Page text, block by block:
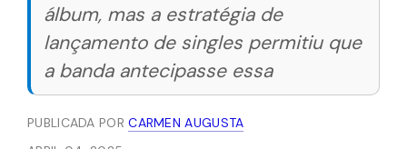
álbum, mas a estratégia de
lançamento de singles permitiu que
a banda antecipasse essa
PUBLICADA PORCARMEN AUGUSTA